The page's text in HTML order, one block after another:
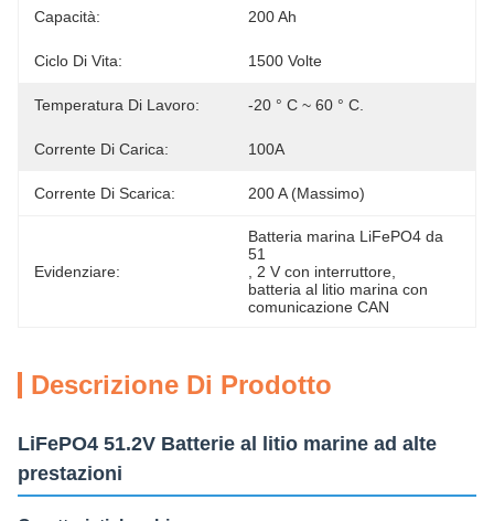
Capacità: 200 Ah
Ciclo Di Vita: 1500 Volte
Temperatura Di Lavoro: -20 ° C ~ 60 ° C.
Corrente Di Carica: 100A
Corrente Di Scarica: 200 A (massimo)
Evidenziare:
Batteria marina LiFePO4 da
51
2 V con interruttore
batteria al litio marina con
comunicazione CAN
Descrizione Di Prodotto
LiFePO4 51.2V Batterie al litio marine ad alte
prestazioni